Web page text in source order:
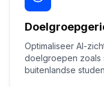
Optimaliseer AI-
doelgroepen zoals
buitenlandse